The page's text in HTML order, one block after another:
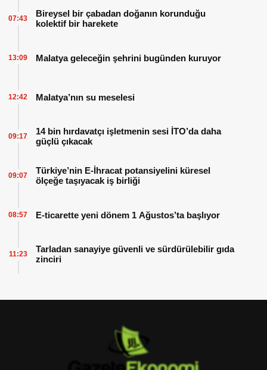
Bireysel bir çabadan doğanın korunduğu
kolektif bir harekete
07:43
Malatya geleceğin şehrini bugünden kuruyor
13:09
Malatya’nın su meselesi
12:42
14 bin hırdavatçı işletmenin sesi İTO’da daha
güçlü çıkacak
09:17
Türkiye’nin E-İhracat potansiyelini küresel
ölçeğe taşıyacak iş birliği
09:07
E-ticarette yeni dönem 1 Ağustos’ta başlıyor
08:57
Tarladan sanayiye güvenli ve sürdürülebilir gıda
zinciri
11:23